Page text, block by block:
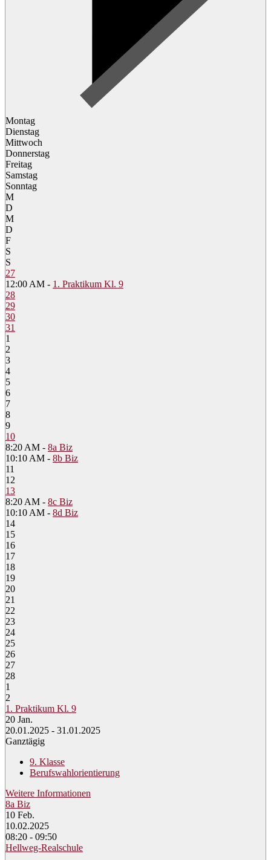
Montag
Dienstag
Mittwoch
Donnerstag
Freitag
Samstag
Sonntag
M
D
M
D
F
S
S
27
12:00 AM - 1. Praktikum Kl. 9
28
29
30
31
1
2
3
4
5
6
7
8
9
10
8:20 AM - 8a Biz
10:10 AM - 8b Biz
11
12
13
8:20 AM - 8c Biz
10:10 AM - 8d Biz
14
15
16
17
18
19
20
21
22
23
24
25
26
27
28
1
2
1. Praktikum Kl. 9
20 Jan.
20.01.2025 - 31.01.2025
Ganztägig
9. Klasse
Berufswahlorientierung
Weitere Informationen
8a Biz
10 Feb.
10.02.2025
08:20 - 09:50
Hellweg-Realschule